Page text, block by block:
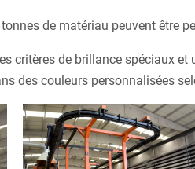
de matériau peuvent être
critères de brillance spéciaux
des couleurs personnalisées